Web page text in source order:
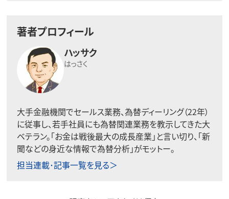
著者プロフィール
ハッサク
はっさく
大手金融機関でセールス業務、為替ディーリング（22年）
に従事し、若手社員にも為替関連業務を教示してきた大
ベテラン。「お金は戦後最大の成長産業」と言い切り、「新
聞などの身近な情報で為替分析」がモットー。
担当連載･記事一覧を見る＞